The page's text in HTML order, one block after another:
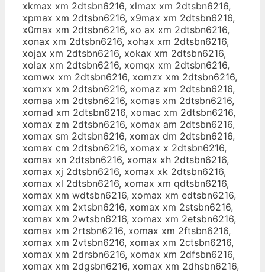
xkmax xm 2dtsbn6216, xlmax xm 2dtsbn6216,
xpmax xm 2dtsbn6216, x9max xm 2dtsbn6216,
x0max xm 2dtsbn6216, xo ax xm 2dtsbn6216,
xonax xm 2dtsbn6216, xohax xm 2dtsbn6216,
xojax xm 2dtsbn6216, xokax xm 2dtsbn6216,
xolax xm 2dtsbn6216, xomqx xm 2dtsbn6216,
xomwx xm 2dtsbn6216, xomzx xm 2dtsbn6216,
xomxx xm 2dtsbn6216, xomaz xm 2dtsbn6216,
xomaa xm 2dtsbn6216, xomas xm 2dtsbn6216,
xomad xm 2dtsbn6216, xomac xm 2dtsbn6216,
xomax zm 2dtsbn6216, xomax am 2dtsbn6216,
xomax sm 2dtsbn6216, xomax dm 2dtsbn6216,
xomax cm 2dtsbn6216, xomax x 2dtsbn6216,
xomax xn 2dtsbn6216, xomax xh 2dtsbn6216,
xomax xj 2dtsbn6216, xomax xk 2dtsbn6216,
xomax xl 2dtsbn6216, xomax xm qdtsbn6216,
xomax xm wdtsbn6216, xomax xm edtsbn6216,
xomax xm 2xtsbn6216, xomax xm 2stsbn6216,
xomax xm 2wtsbn6216, xomax xm 2etsbn6216,
xomax xm 2rtsbn6216, xomax xm 2ftsbn6216,
xomax xm 2vtsbn6216, xomax xm 2ctsbn6216,
xomax xm 2drsbn6216, xomax xm 2dfsbn6216,
xomax xm 2dgsbn6216, xomax xm 2dhsbn6216,